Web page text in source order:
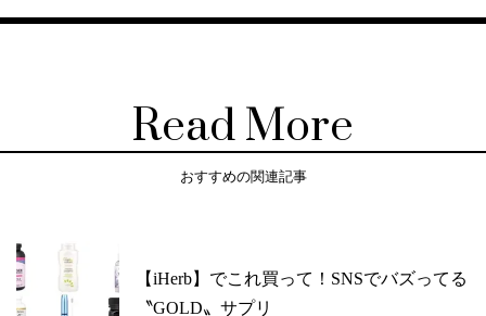
Read More
おすすめの関連記事
【iHerb】でこれ買って！SNSでバズってる
〝GOLD〟サプリ